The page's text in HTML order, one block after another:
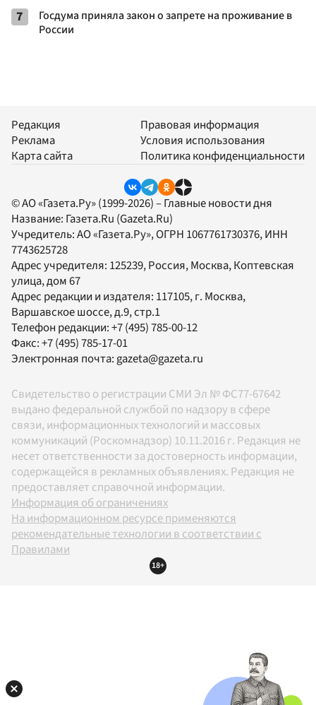
7
Госдума приняла закон о запрете на проживание в
России
Редакция
Реклама
Карта сайта
Правовая информация
Условия использования
Политика конфиденциальности
© АО «Газета.Ру» (1999-2026) – Главные новости дня
Название: Газета.Ru (Gazeta.Ru)
Учредитель:АО «Газета.Ру», ОГРН 1067761730376, ИНН
7743625728
Адрес учредителя: 125239, Россия, Москва, Коптевская
улица, дом 67
Адрес редакции и издателя: 117105, г. Москва,
Варшавское шоссе, д.9, стр.1
Телефон редакции:+7 (495) 785-00-12
Факс:+7 (495) 785-17-01
Электронная почта: gazeta@gazeta.ru
Свидетельство о регистрации СМИ Эл № ФС77-67642
выдано федеральной службой по надзору в сфере
связи, информационных технологий и массовых
коммуникаций (Роскомнадзор) 10.11.2016 г. Редакция не
несет ответственности за достоверность информации,
содержащейся в рекламных объявлениях. Редакция не
предоставляет справочной информации.
Информация об ограничениях
На информационном ресурсе применяются
рекомендательные технологии в соответствии с
Правилами
18+